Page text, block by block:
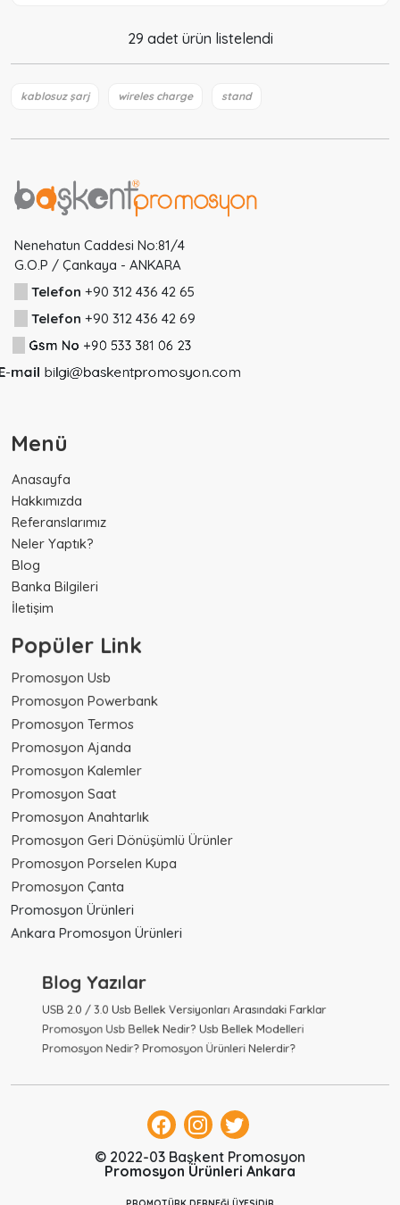
29 adet ürün listelendi
kablosuz şarj wireles charge stand
Nenehatun Caddesi No:81/4
G.O.P / Çankaya - ANKARA
Telefon +90 312 436 42 65
Telefon +90 312 436 42 69
Gsm No +90 533 381 06 23
E-mailbilgi@baskentpromosyon.com
Menü
Anasayfa
Hakkımızda
Referanslarımız
Neler Yaptık?
Blog
Banka Bilgileri
İletişim
Popüler Link
Promosyon Usb
Promosyon Powerbank
Promosyon Termos
Promosyon Ajanda
Promosyon Kalemler
Promosyon Saat
Promosyon Anahtarlık
Promosyon Geri Dönüşümlü Ürünler
Promosyon Porselen Kupa
Promosyon Çanta
Promosyon Ürünleri
Ankara Promosyon Ürünleri
Blog Yazılar
USB 2.0 / 3.0 Usb Bellek Versiyonları Arasındaki Farklar
Promosyon Usb Bellek Nedir? Usb Bellek Modelleri
Promosyon Nedir? Promosyon Ürünleri Nelerdir?
© 2022-03 Başkent Promosyon
Promosyon Ürünleri Ankara